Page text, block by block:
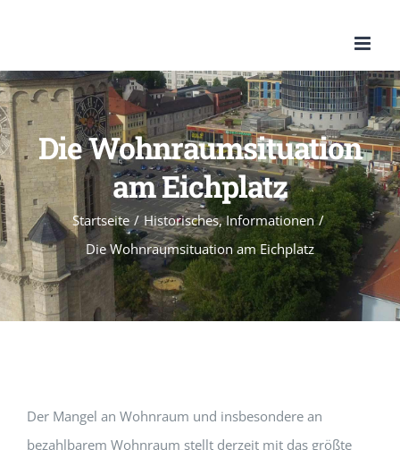
springen
Die Wohnraumsituation
am Eichplatz
Startseite / Historisches,Informationen /
Die Wohnraumsituation am Eichplatz
Der Mangel an Wohnraum und insbesondere an
bezahlbarem Wohnraum stellt derzeit mit das größte